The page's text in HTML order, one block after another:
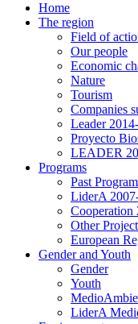
Home
The region
Field of
Our people
Economic
Nature
Tourism
Companies
Leader
Proyecto
LEADER
Programs
Past
LiderA
Cooperation
Other
European
Gender and Youth
Gender
Youth
LiderA